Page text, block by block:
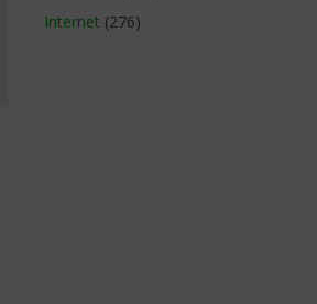
Internet (276)